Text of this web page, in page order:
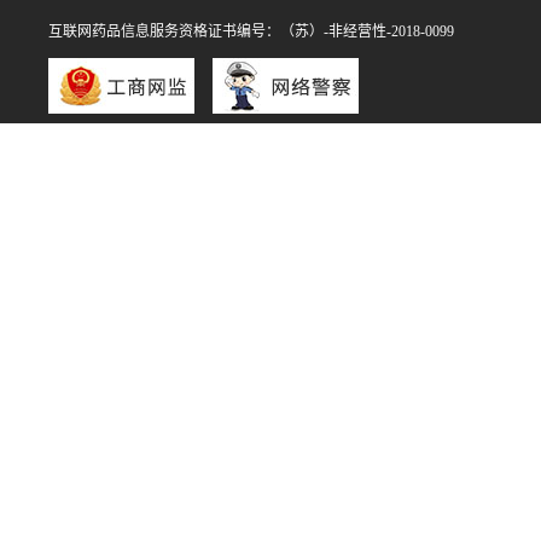
互联网药品信息服务资格证书编号：（苏）-非经营性-2018-0099